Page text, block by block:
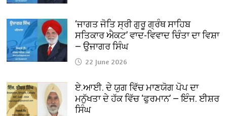
‘ਜਾਗਤ ਜੋਤਿ ਸ੍ਰੀ ਗੁਰੂ ਗ੍ਰੰਥ ਸਾਹਿਬ
ਸਤਿਕਾਰ ਐਕਟ’ ਵਾਦ-ਵਿਵਾਦ ਚਿੰਤਾ ਦਾ ਵਿਸ਼ਾ
— ਉਜਾਗਰ ਸਿੰਘ
22 June 2026
ਏ.ਆਈ. ਦੇ ਯੁਗ ਵਿੱਚ ਮਾਣਯੋਗ ਪੋਪ ਦਾ
ਮਨੁੱਖਤਾ ਦੇ ਹੱਕ ਵਿੱਚ ‘ਫੁਰਮਾਨ’ — ਇੰਜ. ਈਸ਼ਰ
ਸਿੰਘ